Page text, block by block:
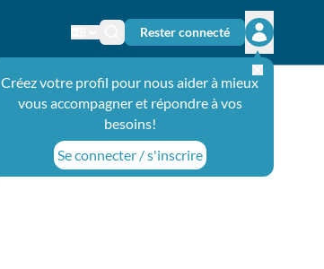
Changer de langue
Icône de recherche
Rester connecté
Ouvrir le
Créez votre profil pour nous aider à mieux
vous accompagner et répondre à vos
besoins!
Se connecter / s'inscrire